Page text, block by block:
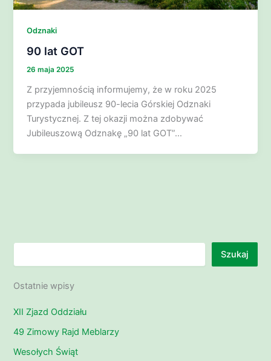
Odznaki
90 lat GOT
26 maja 2025
Z przyjemnością informujemy, że w roku 2025
przypada jubileusz 90-lecia Górskiej Odznaki
Turystycznej. Z tej okazji można zdobywać
Jubileuszową Odznakę „90 lat GOT”…
Szukaj
Ostatnie wpisy
XII Zjazd Oddziału
49 Zimowy Rajd Meblarzy
Wesołych Świąt